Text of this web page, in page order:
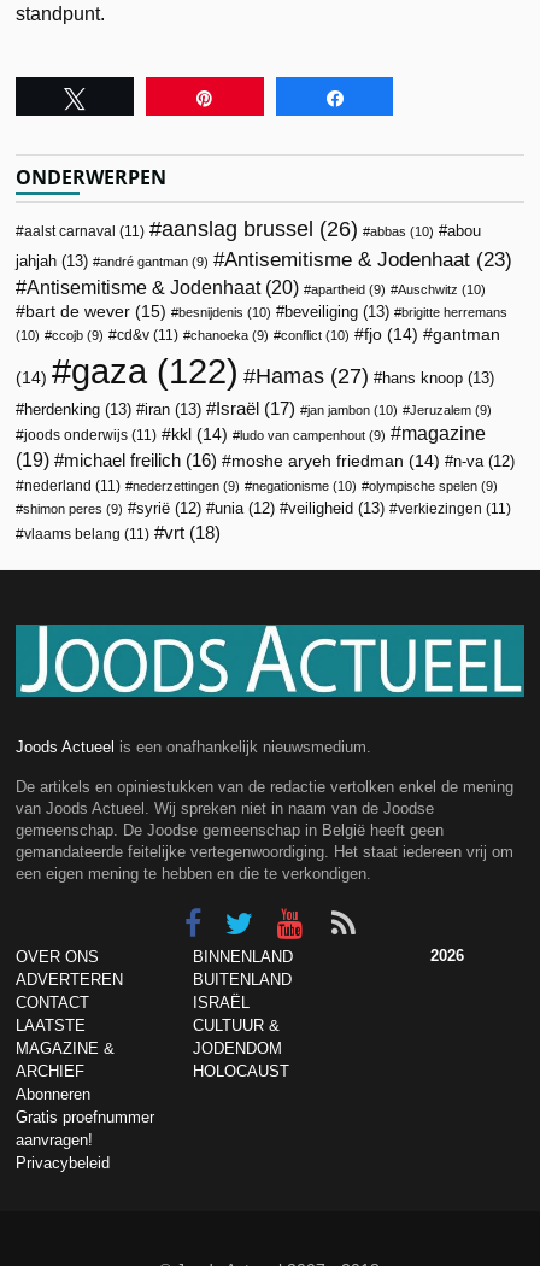
standpunt.
ONDERWERPEN
aalst carnaval (11) aanslag brussel (26) abbas (10)
abou
jahjah (13) andré gantman (9) Antisemitisme & Jodenhaat (23)
Antisemitisme & Jodenhaat(20) apartheid (9) Auschwitz (10)
bart de wever (15) besnijdenis (10) beveiliging (13)
brigitte herremans
(10)
ccojb (9) cd&v (11) chanoeka (9) conflict (10) fjo (14) gantman
(14) gaza (122) Hamas (27) hans knoop (13)
herdenking (13) iran (13) Israël (17) jan jambon (10) Jeruzalem (9)
joods onderwijs (11) kkl (14) ludo van campenhout (9)
magazine
(19)
michael freilich (16) moshe aryeh friedman (14) n-va (12)
nederland (11) nederzettingen (9) negationisme (10) olympische spelen (9)
shimon peres (9) syrië (12) unia (12) veiligheid (13) verkiezingen (11)
vlaams belang (11) vrt (18)
Joods Actueel is een onafhankelijk nieuwsmedium.
De artikels en opiniestukken van de redactie vertolken enkel de mening
van Joods Actueel. Wij spreken niet in naam van de Joodse
gemeenschap. De Joodse gemeenschap in België heeft geen
gemandateerde feitelijke vertegenwoordiging. Het staat iedereen vrij om
een eigen mening te hebben en die te verkondigen.
OVER ONS
ADVERTEREN
CONTACT
LAATSTE
MAGAZINE &
ARCHIEF
Abonneren
Gratis proefnummer
aanvragen!
Privacybeleid
BINNENLAND
BUITENLAND
ISRAËL
CULTUUR &
JODENDOM
HOLOCAUST
2026